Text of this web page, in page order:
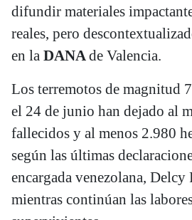
difundir materiales
reales, pero
en la DANA de Valencia.
Los terremotos de magnitud
el 24 de junio han dejado al
fallecidos y al menos 2.980
según las últimas
encargada venezolana, Delcy
mientras continúan las